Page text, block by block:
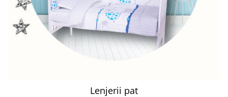
Lenjerii pat